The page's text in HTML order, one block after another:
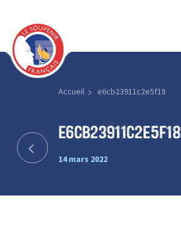
Accueil e6cb23911c2e5f18
e6cb23911c2e5f18
14 mars 2022